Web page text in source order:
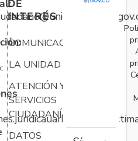
DE
INTERÉS
COMUNICACIONES
LA UNIDAD
ATENCIÓN Y
SERVICIOS
CIUDADANÍA
DATOS